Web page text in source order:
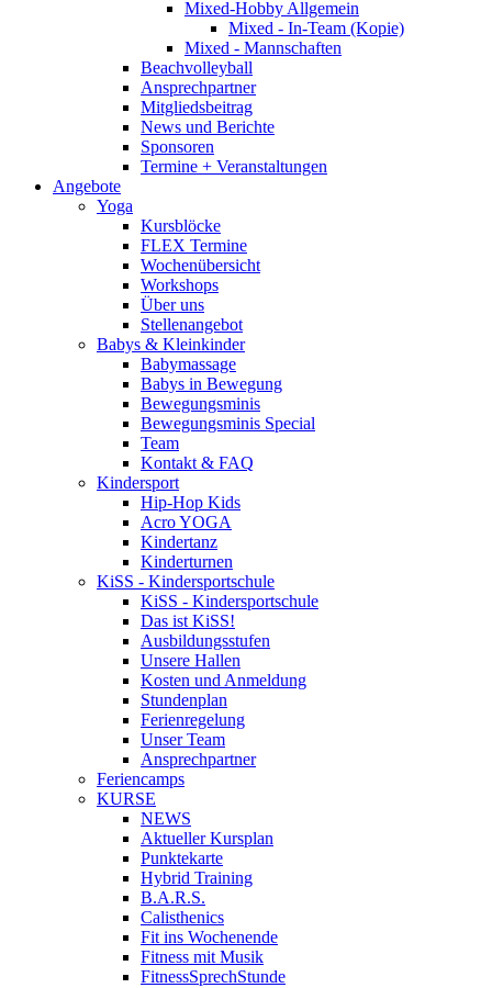
Mixed-Hobby Allgemein
Mixed - In-Team (Kopie)
Mixed - Mannschaften
Beachvolleyball
Ansprechpartner
Mitgliedsbeitrag
News und Berichte
Sponsoren
Termine + Veranstaltungen
Angebote
Yoga
Kursblöcke
FLEX Termine
Wochenübersicht
Workshops
Über uns
Stellenangebot
Babys & Kleinkinder
Babymassage
Babys in Bewegung
Bewegungsminis
Bewegungsminis Special
Team
Kontakt & FAQ
Kindersport
Hip-Hop Kids
Acro YOGA
Kindertanz
Kinderturnen
KiSS - Kindersportschule
KiSS - Kindersportschule
Das ist KiSS!
Ausbildungsstufen
Unsere Hallen
Kosten und Anmeldung
Stundenplan
Ferienregelung
Unser Team
Ansprechpartner
Feriencamps
KURSE
NEWS
Aktueller Kursplan
Punktekarte
Hybrid Training
B.A.R.S.
Calisthenics
Fit ins Wochenende
Fitness mit Musik
FitnessSprechStunde